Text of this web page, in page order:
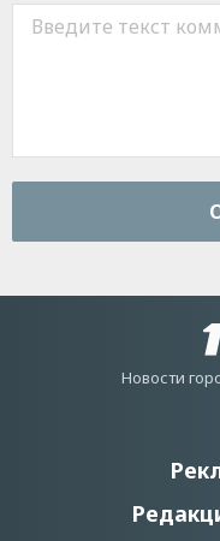
Новости